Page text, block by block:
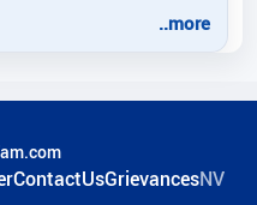
..more
ContactUsGrievancesNV